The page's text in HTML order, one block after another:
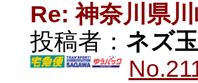
Re: 神奈川県
投稿者： ネズ